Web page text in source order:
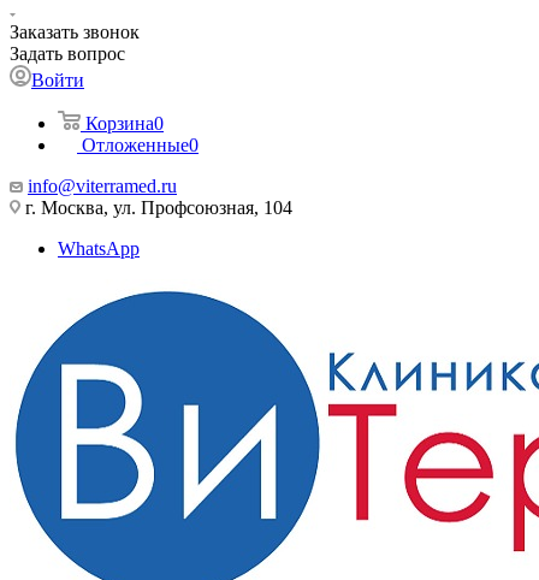
Заказать звонок
Задать вопрос
Войти
Корзина0
Отложенные0
info@viterramed.ru
г. Москва, ул. Профсоюзная, 104
WhatsApp